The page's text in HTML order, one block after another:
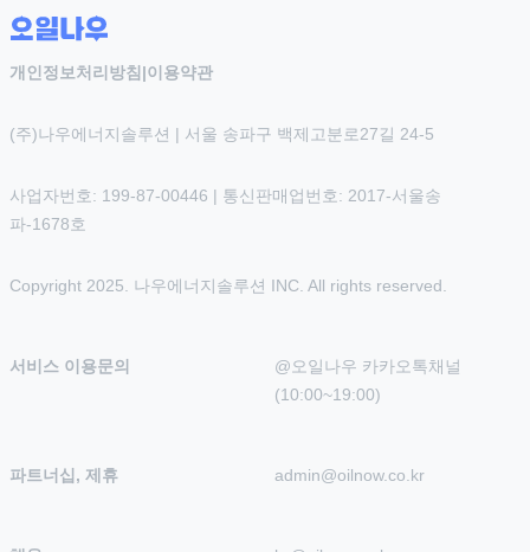
개인정보처리방침 |이용약관
(주)나우에너지솔루션 | 서울 송파구 백제고분로27길 24-5
사업자번호: 199-87-00446 | 통신판매업번호: 2017-서울송
파-1678호
Copyright 2025. 나우에너지솔루션 INC. All rights reserved.
서비스 이용문의
@오일나우 카카오톡채널
(10:00~19:00)
파트너십, 제휴 admin@oilnow.co.kr